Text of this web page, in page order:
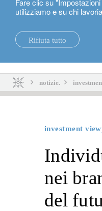
utilizziamo e su chi
Rifiuta tutto
notizie.
investment
nei
del